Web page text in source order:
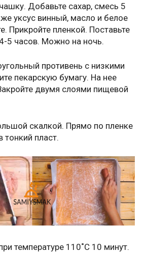
Добавьте сахар, смесь 5
уксус винный, масло и белое
Прикройте пленкой. Поставьте
5 часов. Можно на ночь.
противень с низкими
пекарскую бумагу. На нее
двумя слоями пищевой
скалкой. Прямо по пленке
тонкий пласт.
температуре 110˚С 10 минут.